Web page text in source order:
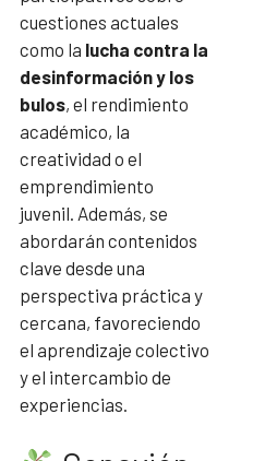
cuestiones actuales
como la lucha contra la
desinformación y los
bulos, el rendimiento
académico, la
creatividad o el
emprendimiento
juvenil. Además, se
abordarán contenidos
clave desde una
perspectiva práctica y
cercana, favoreciendo
el aprendizaje colectivo
y el intercambio de
experiencias.